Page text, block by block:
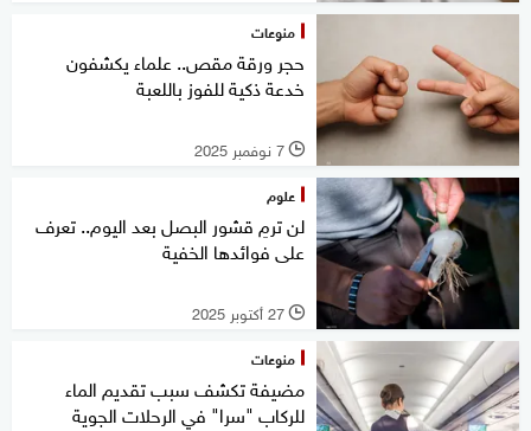
منوعات
حجر ورقة مقص.. علماء يكشفون
خدعة ذكية للفوز باللعبة
l 7 نوفمبر 2025
علوم
لن ترمِ قشور البصل بعد اليوم.. تعرف
على فوائدها الخفية
l 27 أكتوبر 2025
منوعات
مضيفة تكشف سبب تقديم الماء
للركاب "سرا" في الرحلات الجوية